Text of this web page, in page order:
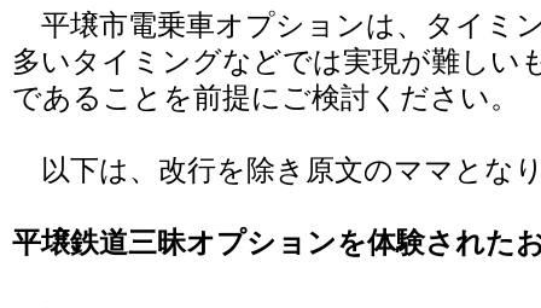
平壌市電乗車オプションは、タイミ
多いタイミングなどでは実現が難しい
であることを前提にご検討ください。
以下は、改行を除き原文のママとな
平壌鉄道三昧オプションを体験された